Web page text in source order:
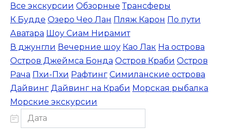
Все экскурсии Обзорные Трансферы
К Будде Озеро Чео Лан Пляж Карон По пути
Аватара Шоу Сиам Нирамит
В джунгли Вечерние шоу Као Лак На острова
Остров Джеймса Бонда Остров Краби Остров
Рача Пхи-Пхи Рафтинг Симиланские острова
Дайвинг Дайвинг на Краби Морская рыбалка
Морские экскурсии